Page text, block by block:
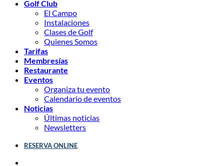
Golf Club
El Campo
Instalaciones
Clases de Golf
Quienes Somos
Tarifas
Membresías
Restaurante
Eventos
Organiza tu evento
Calendario de eventos
Noticias
Últimas noticias
Newsletters
RESERVA ONLINE